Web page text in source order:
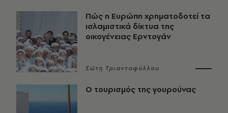
Πώς η Ευρώπη χρηματοδοτεί τα
ισλαμιστικά δίκτυα της
οικογένειας Ερντογάν
Σώτη Τριανταφύλλου
Ο τουρισμός της γουρούνας